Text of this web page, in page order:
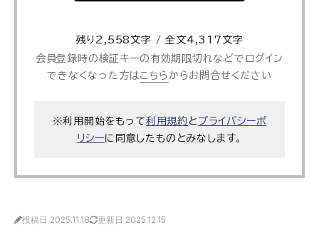
残り2,558文字 / 全文4,317文字
会員登録時の検証キーの有効期限切れなどでログイン
できなくなった方はこちら からお問合せください
※利用開始をもって利用規約 と プライバシーポ
リシーに同意したものとみなします。
投稿日 2025.11.18 更新日 2025.12.15